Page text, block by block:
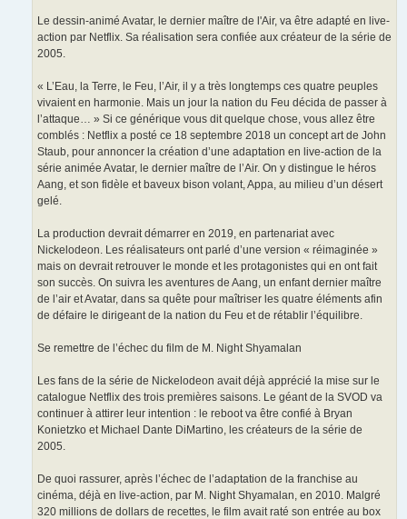
Le dessin-animé Avatar, le dernier maître de l'Air, va être adapté en live-
action par Netflix. Sa réalisation sera confiée aux créateur de la série de
2005.
« L’Eau, la Terre, le Feu, l’Air, il y a très longtemps ces quatre peuples
vivaient en harmonie. Mais un jour la nation du Feu décida de passer à
l’attaque… » Si ce générique vous dit quelque chose, vous allez être
comblés : Netflix a posté ce 18 septembre 2018 un concept art de John
Staub, pour annoncer la création d’une adaptation en live-action de la
série animée Avatar, le dernier maître de l’Air. On y distingue le héros
Aang, et son fidèle et baveux bison volant, Appa, au milieu d’un désert
gelé.
La production devrait démarrer en 2019, en partenariat avec
Nickelodeon. Les réalisateurs ont parlé d’une version « réimaginée »
mais on devrait retrouver le monde et les protagonistes qui en ont fait
son succès. On suivra les aventures de Aang, un enfant dernier maître
de l’air et Avatar, dans sa quête pour maîtriser les quatre éléments afin
de défaire le dirigeant de la nation du Feu et de rétablir l’équilibre.
Se remettre de l’échec du film de M. Night Shyamalan
Les fans de la série de Nickelodeon avait déjà apprécié la mise sur le
catalogue Netflix des trois premières saisons. Le géant de la SVOD va
continuer à attirer leur intention : le reboot va être confié à Bryan
Konietzko et Michael Dante DiMartino, les créateurs de la série de
2005.
De quoi rassurer, après l’échec de l’adaptation de la franchise au
cinéma, déjà en live-action, par M. Night Shyamalan, en 2010. Malgré
320 millions de dollars de recettes, le film avait raté son entrée au box